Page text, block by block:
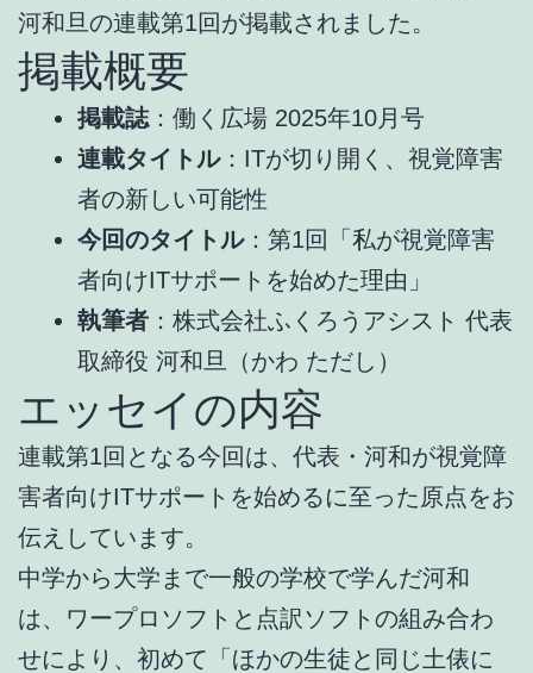
河和旦の連載第1回が掲載されました。
掲載概要
掲載誌：働く広場 2025年10月号
連載タイトル：ITが切り開く、視覚障害
者の新しい可能性
今回のタイトル：第1回「私が視覚障害
者向けITサポートを始めた理由」
執筆者 ：株式会社ふくろうアシスト 代表
取締役 河和旦（かわ ただし）
エッセイの内容
連載第1回となる今回は、代表・河和が視覚障
害者向けITサポートを始めるに至った原点をお
伝えしています。
中学から大学まで一般の学校で学んだ河和
は、ワープロソフトと点訳ソフトの組み合わ
せにより、初めて「ほかの生徒と同じ土俵に